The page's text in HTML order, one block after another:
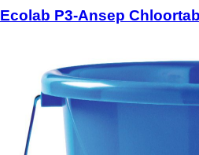
Ecolab P3-Ansep